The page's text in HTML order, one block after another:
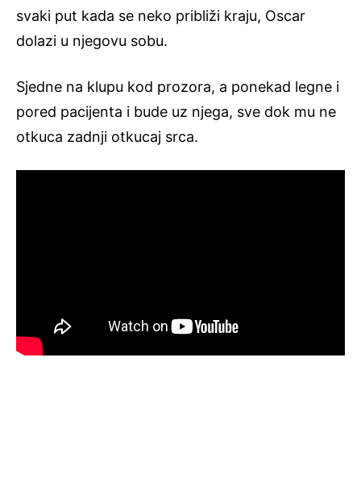
svaki put kada se neko približi kraju, Oscar
dolazi u njegovu sobu.
Sjedne na klupu kod prozora, a ponekad legne i
pored pacijenta i bude uz njega, sve dok mu ne
otkuca zadnji otkucaj srca.